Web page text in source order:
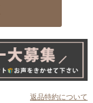
返品特約について